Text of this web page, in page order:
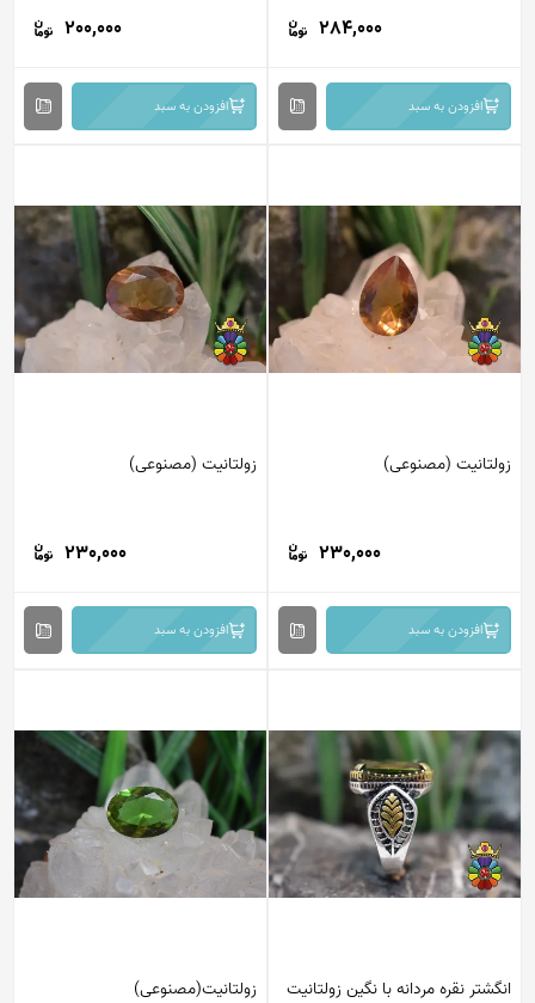
284,000
افزودن به سبد
200,000
افزودن به سبد
زولتانیت (مصنوعی)
230,000
افزودن به سبد
زولتانیت (مصنوعی)
230,000
افزودن به سبد
انگشتر نقره مردانه با نگین زولتانیت زولتانیت(مصنوعی)